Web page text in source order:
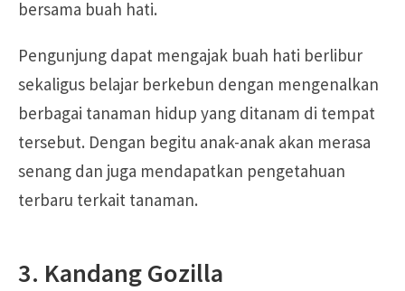
bersama buah hati.
Pengunjung dapat mengajak buah hati berlibur
sekaligus belajar berkebun dengan mengenalkan
berbagai tanaman hidup yang ditanam di tempat
tersebut. Dengan begitu anak-anak akan merasa
senang dan juga mendapatkan pengetahuan
terbaru terkait tanaman.
3. Kandang Gozilla